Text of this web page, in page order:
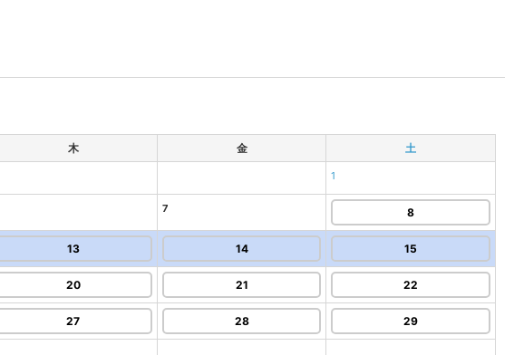
木 金 土
1
7 8
13 14 15
20 21 22
27 28 29